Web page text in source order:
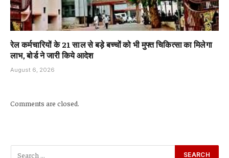
रेल कर्मचारियों के 21 साल से बड़े बच्चों को भी मुफ्त चिकित्सा का मिलेगा
लाभ, बोर्ड ने जारी किये आदेश
August 6, 2026
Comments are closed.